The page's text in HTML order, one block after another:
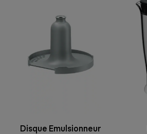
Disque Emulsionneur